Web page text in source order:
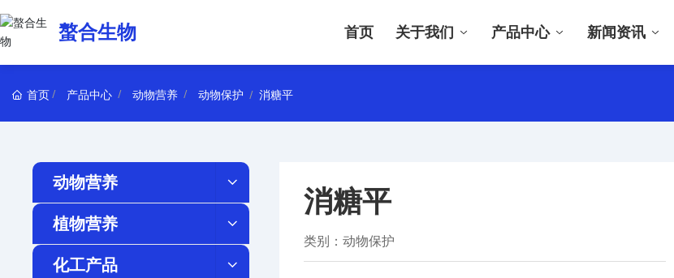
螯合生物 首页 关于我们 产品中心 新闻资讯
首页 产品中心 动物营养 动物保护 消糖平
动物营养
植物营养
化工产品
消糖平
类别：动物保护